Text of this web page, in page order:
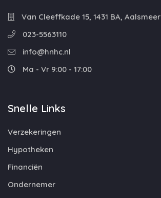
Van Cleeffkade 15, 1431 BA, Aalsmeer
023-5563110
info@hnhc.nl
Ma - Vr 9:00 - 17:00
Snelle Links
Verzekeringen
Hypotheken
Financiën
Ondernemer